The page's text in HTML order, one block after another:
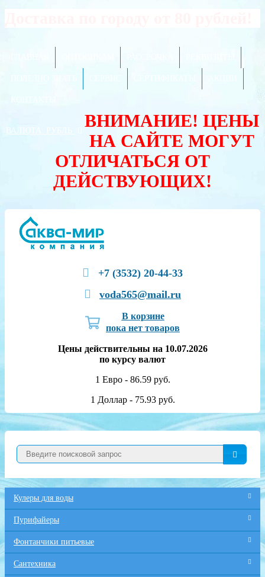
ВАЛЮТА:
ВНИМАНИЕ! ЦЕНЫ
НА САЙТЕ МОГУТ
ОТЛИЧАТЬСЯ ОТ
ДЕЙСТВУЮЩИХ!
+7 (3532) 20-44-33
voda565@mail.ru
В корзине
пока нет товаров
Цены действительны на 10.07.2026
по курсу валют
1 Евро - 86.59 руб.
1 Доллар - 75.93 руб.
Кулеры для воды
Пурифайеры
Фонтанчики питьевые
Сантехника